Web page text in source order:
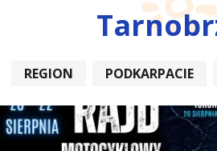
REGION PODKARPACIE